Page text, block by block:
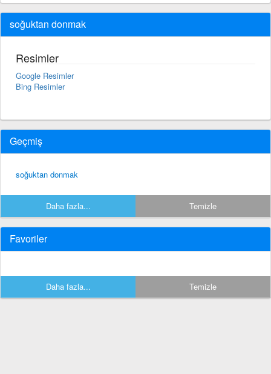
soğuktan donmak
Resimler
Google Resimler
Bing Resimler
Geçmiş
soğuktan donmak
Daha fazla... Temizle
Favoriler
Daha fazla... Temizle